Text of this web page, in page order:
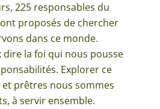
225 responsables du
proposés de chercher
dans ce monde.
dire la foi qui nous pousse
Explorer ce
et prêtres nous sommes
à servir ensemble.